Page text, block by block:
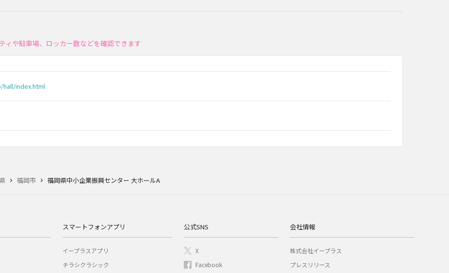
福岡市 福岡県中小企業振興センター 大ホールA
ィや駐車場、ロッカー数などを確認できます
hall/index.html
スマートフォンアプリ
イープラスアプリ
チラシクラシック
公式SNS
X
Facebook
会社情報
株式会社イープラス
プレスリリース